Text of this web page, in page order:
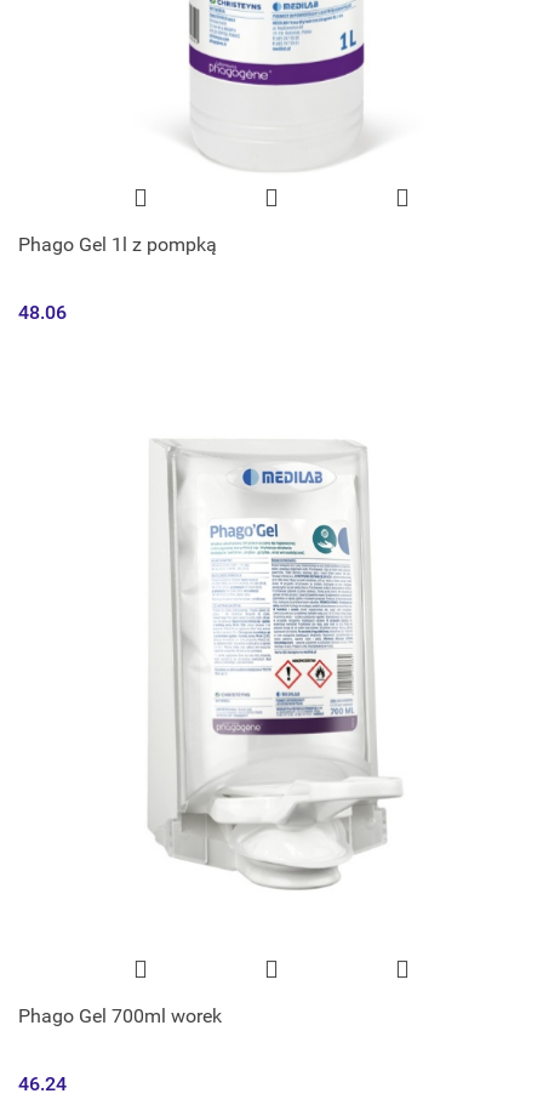
Phago Gel 1l z pompką
48.06
Phago Gel 700ml worek
46.24